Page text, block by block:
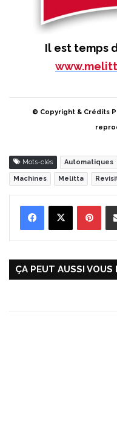
Il est temps
© Copyright & Crédits
Mots-clés Automatiques
Machines Melitta
ÇA PEUT AUSSI VOUS